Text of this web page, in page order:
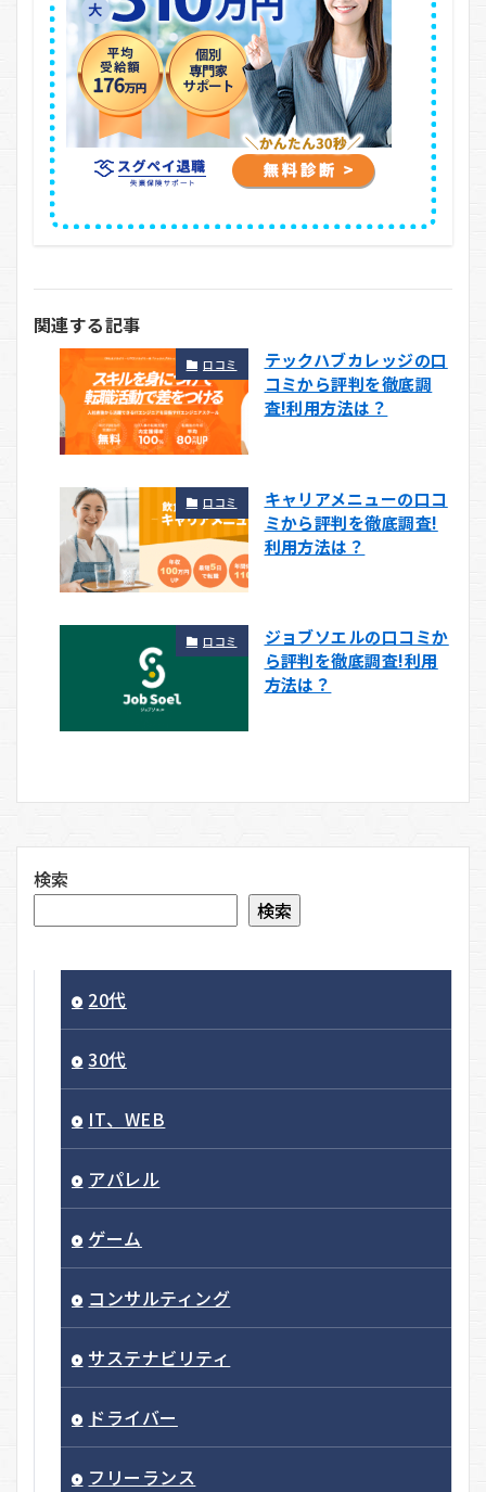
関連する記事
口コミ
テックハブカレッジの口
コミから評判を徹底調
査!利用方法は？
口コミ
キャリアメニューの口コ
ミから評判を徹底調査!
利用方法は？
口コミ
ジョブソエルの口コミか
ら評判を徹底調査!利用
方法は？
検索
検索
20代
30代
IT、WEB
アパレル
ゲーム
コンサルティング
サステナビリティ
ドライバー
フリーランス